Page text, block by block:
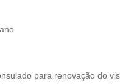
para renovação do